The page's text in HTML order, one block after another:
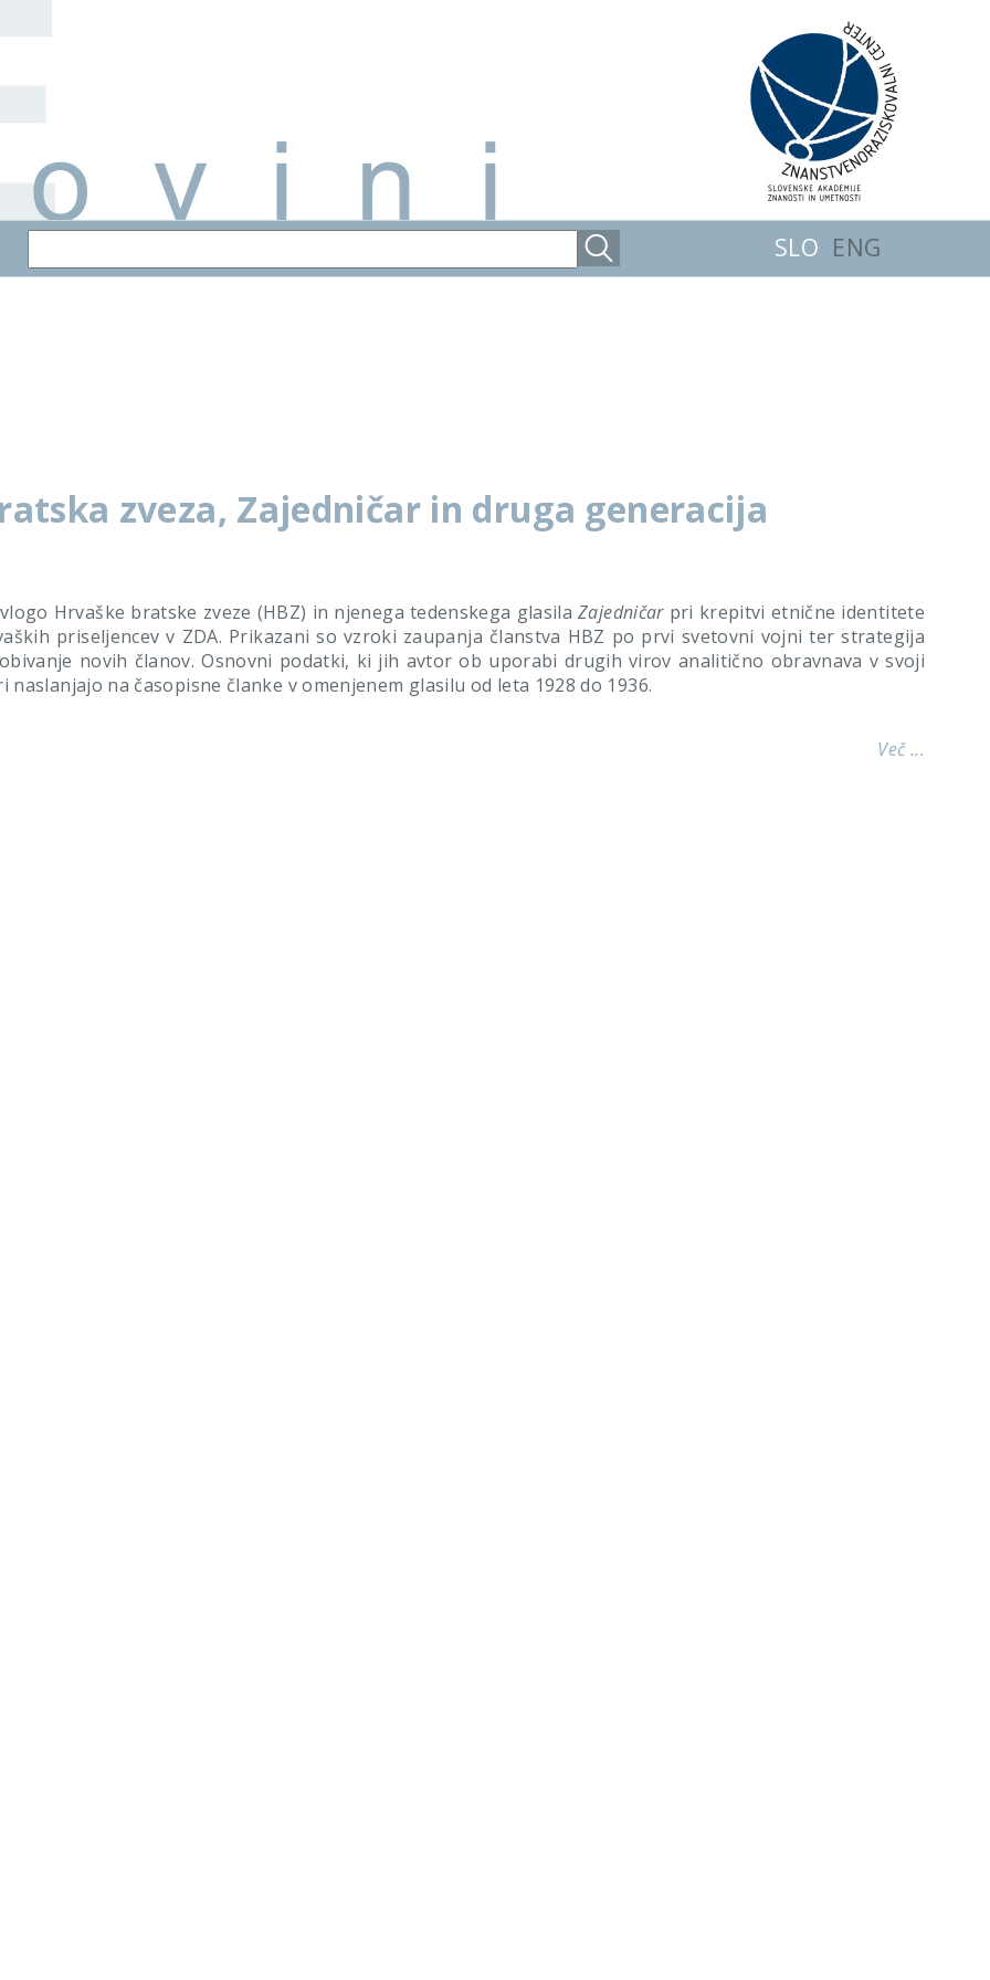
SLO ENG
zveza, Zajedničar in druga generacija
Hrvaške bratske zveze (HBZ) in njenega tedenskega glasilaZajedničarpri krepitvi etnične identitete
priseljencev v ZDA. Prikazani so vzroki zaupanja članstva HBZ po prvi svetovni vojni ter strategija
novih članov. Osnovni podatki, ki jih avtor ob uporabi drugih virov analitično obravnava v svoji
naslanjajo na časopisne članke v omenjenem glasilu od leta 1928 do 1936.
Več ...